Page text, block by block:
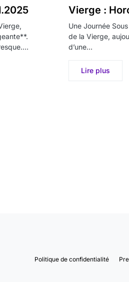
Vierge :
Une Journée
de la Vierge,
d’une…
Lire plus
Politique de confidentialité